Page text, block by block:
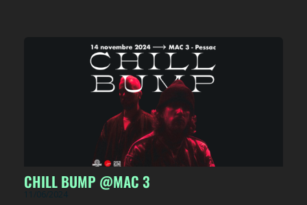
CHILL BUMP @MAC 3
11/06/2024